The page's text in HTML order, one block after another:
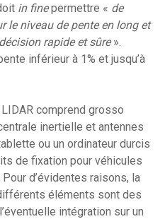
in finepermettre « de
le niveau de pente en long et
rapide et sûre».
inférieur à 1% et jusqu’à
LIDAR comprend grosso
inertielle et antennes
ou un ordinateur durcis
de fixation pour véhicules
d’évidentes raisons, la
éléments sont des
intégration sur un